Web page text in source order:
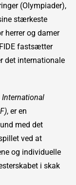
(Olympiader),
stærkeste
herrer og damer
fastsætter
det internationale
International
, er en
med det
ved at
og individuelle
i skak